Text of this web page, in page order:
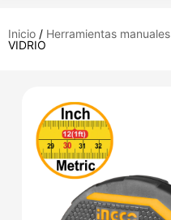
Inicio / Herramientas manuales
VIDRIO